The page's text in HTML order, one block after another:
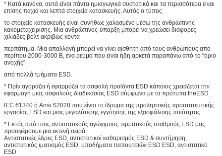
* Κατά κανόνα, αυτά είναι πάντα ημιαγωγικά συστατικά και τα περισσότερα είναι
επίσης παχιά και λεπτά στοιχεία κατασκευής. Αυτός ο τύπος
το στοιχείο κατασκευής είναι συνήθως χαλασμένο μέσω της ανθρώπινης
κακομεταχείρισης. Μια ανθρώπινος-ύπαρξη μπορεί να χρεώσει διάφορες
χιλιάδες βολτ ακριβώς κοντά
περπάτημα. Μια απαλλαγή μπορεί να γίνει αισθητή από τους ανθρώπους από
περίπου 2000-3000 Β, ένα ρεύμα που είναι ήδη αρκετά παραπάνω από το “όριο
ανοχής”
από πολλά τμήματα ESD.
* Πρίν αγοράζει ή εφαρμόζει τα ασφαλή προϊόντα ESD κάποιος χρειάζεται την
εφαρμογή μιας ασφαλούς διαδικασίας ESD σύμφωνα με τα πρότυπα theESD
IEC 61340 ή Ansi S2020 που είναι το ίδρυμα της προληπτικής προστατευτικής
εργασίας ESD και μιας μεγαλύτερης εγγύησης της εξασφάλισης ποιότητας.
* Εκτός από τους αντιστατικούς αγώγιμους τερματικούς σταθμούς ESD μας
προσφέρουμε μια εκτενή σειρά
Αντιστατικές έδρες ESD, αντιστατικοί καθαρισμός ESD & συντήρηση,
αντιστατικός ιματισμός ESD, υποδήματα παπουτσιών ESD ESD, αντιστατικό
ESD